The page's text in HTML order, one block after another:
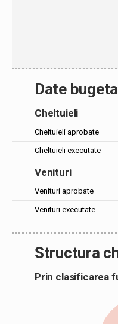
Date
Cheltuieli
Cheltuieli aprobate
Cheltuieli executate
Venituri
Venituri aprobate
Venituri executate
Structura
Prin clasificarea